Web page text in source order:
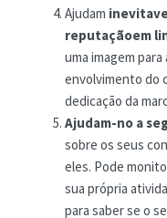
Ajudam
reputaçãoem
uma imagem
envolvimento do
dedicação da
Ajudam-no a
sobre os seus
eles. Pode
sua própria
para saber se o